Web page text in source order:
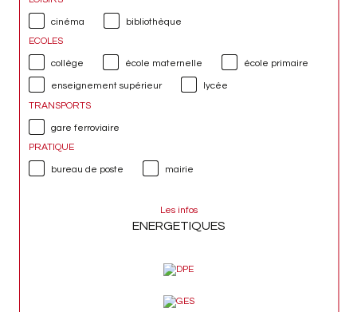
cinéma
bibliothèque
ECOLES
collège école maternelle école primaire
enseignement supérieur
lycée
TRANSPORTS
gare ferroviaire
PRATIQUE
bureau de poste mairie
Les infos
ENERGETIQUES